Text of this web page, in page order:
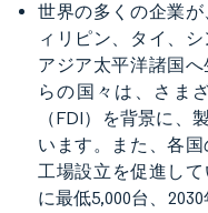
世界の多くの企業
ィリピン、タイ、
アジア太平洋諸国
らの国々は、さま
（FDI）を背景に、
います。また、各国
工場設立を促進し
に最低5,000台、